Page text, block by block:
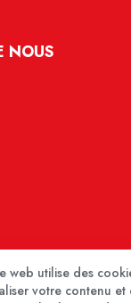
NOUS
web utilise des
votre contenu et